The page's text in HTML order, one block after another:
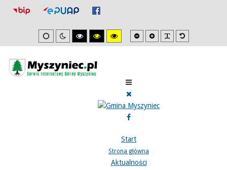
Ustawienia
domyslne
Tryb
nocny
Wysoki
kontrast
Wysoki
kontrast
Wysoki
kontrast
Mniejsza
czcionka
Zwiększona
czcionka
Domyślna
czcionka
Start
Strona główna
Aktualności